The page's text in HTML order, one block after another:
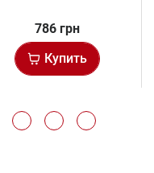
786 грн
Купить